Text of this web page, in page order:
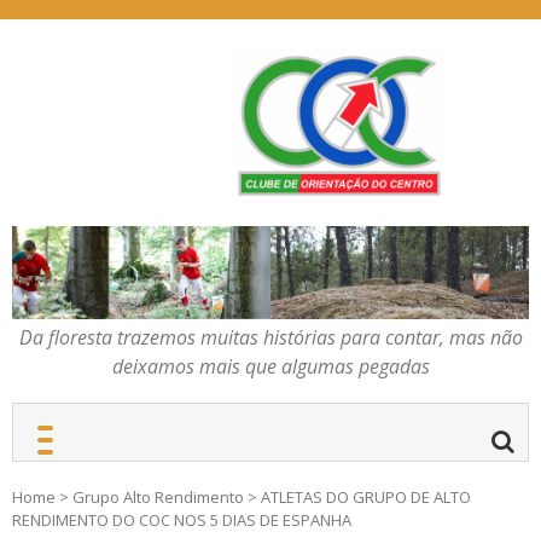
COC – CLUBE DE
ORIENTAÇÃO DO
CENTRO
Da floresta trazemos
muitas histórias para
contar, mas não deixamos
mais que algumas
pegadas
Da floresta trazemos muitas histórias para contar, mas não
deixamos mais que algumas pegadas
Home > Grupo Alto Rendimento > ATLETAS DO GRUPO DE ALTO
RENDIMENTO DO COC NOS 5 DIAS DE ESPANHA